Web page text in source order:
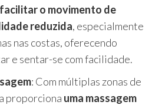
facilitar o movimento de
reduzida, especialmente
nas costas, oferecendo
e sentar-se com facilidade.
: Com múltiplas zonas de
proporciona uma massagem